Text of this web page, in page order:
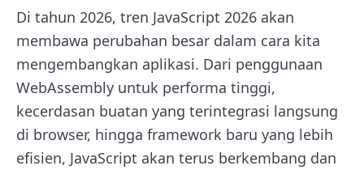
Di tahun 2026, tren JavaScript 2026 akan
membawa perubahan besar dalam cara kita
mengembangkan aplikasi. Dari penggunaan
WebAssembly untuk performa tinggi,
kecerdasan buatan yang terintegrasi langsung
di browser, hingga framework baru yang lebih
efisien, JavaScript akan terus berkembang dan